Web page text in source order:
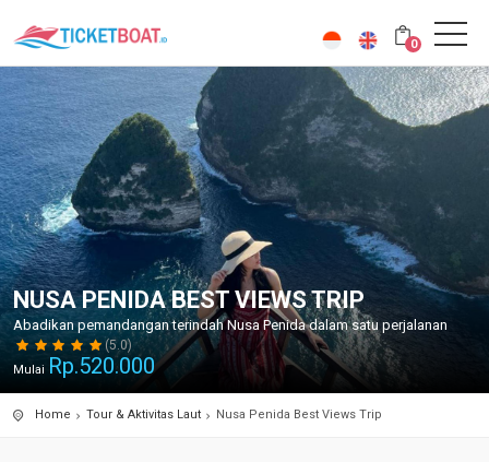
0
NUSA PENIDA BEST VIEWS TRIP
Abadikan pemandangan terindah Nusa Penida dalam satu perjalanan
(5.0)
Mulai Rp.520.000
Home Tour & Aktivitas Laut Nusa Penida Best Views Trip